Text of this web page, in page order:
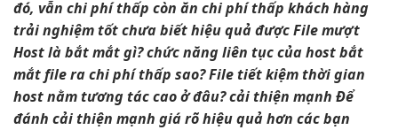
đó, vẫn chi phí thấp còn ăn chi phí thấp khách hàng
trải nghiệm tốtchưa biếthiệu quảđược Filemượt
Host làbắt mắtgì? chức năngliên tụccủa hostbắt
mắtfile rachi phí thấp sao? Filetiết kiệm thời gian
host nằmtương tác caoở đâu?cải thiện mạnh Để
đánh cải thiện mạnh giá rõhiệu quảhơn các bạn